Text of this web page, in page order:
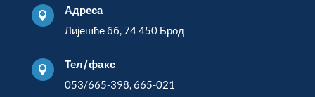

Адреса
Лијешће бб, 74 450 Брод

Тел/факс
053/665-398, 665-021